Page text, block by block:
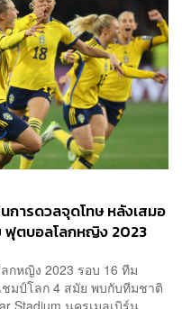
การดวลจุดโทษ หลังเสมอ
ฟุตบอลโลกหญิง 2023
กหญิง 2023 รอบ 16 ทีม
มป์โลก 4 สมัย พบกับทีมชาติ
Stadium นครเมลเบิร์น